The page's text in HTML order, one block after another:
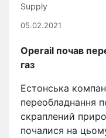
Supply
05.02.2021
Operail почав
газ
Естонська
переобладнання
скраплений
почалися на